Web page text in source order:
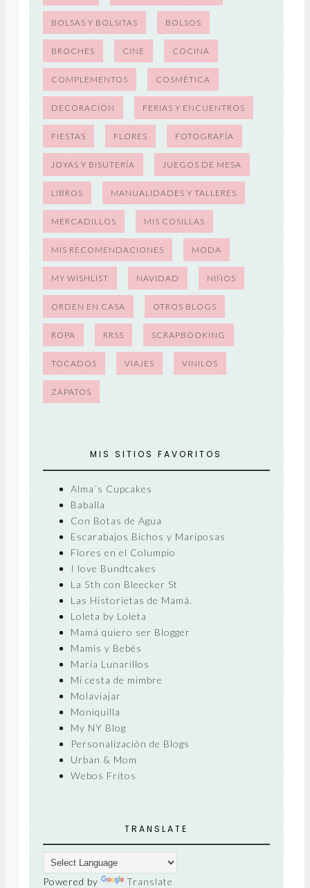
BOLSAS Y BOLSITAS BOLSOS
BROCHES CINE COCINA
COMPLEMENTOS COSMÉTICA
DECORACIÓN FERIAS Y ENCUENTROS
FIESTAS FLORES FOTOGRAFÍA
JOYAS Y BISUTERÍA JUEGOS DE MESA
LIBROS MANUALIDADES Y TALLERES
MERCADILLOS MIS COSILLAS
MIS RECOMENDACIONES MODA
MY WISHLIST NAVIDAD NIÑOS
ORDEN EN CASA OTROS BLOGS
ROPA RRSS SCRAPBOOKING
TOCADOS VIAJES VINILOS
ZAPATOS
MIS SITIOS FAVORITOS
Alma´s Cupcakes
Baballa
Con Botas de Agua
Escarabajos Bichos y Mariposas
Flores en el Columpio
I love Bundtcakes
La 5th con Bleecker St
Las Historietas de Mamá.
Loleta by Loleta
Mamá quiero ser Blogger
Mamis y Bebés
María Lunarillos
Mi cesta de mimbre
Molaviajar
Moniquilla
My NY Blog
Personalización de Blogs
Urban & Mom
Webos Fritos
TRANSLATE
Powered by Translate